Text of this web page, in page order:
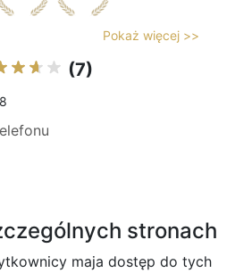
Pokaż więcej >>
(7)
stronach
maja dostęp do tych